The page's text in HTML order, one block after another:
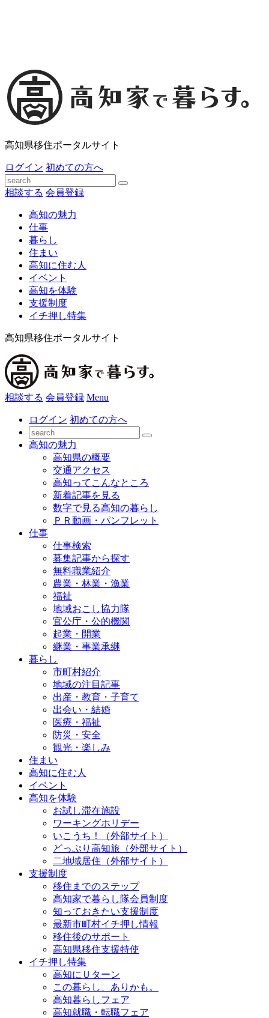
高知県移住ポータルサイト
ログイン 初めての方へ
相談する 会員登録
高知の魅力
仕事
暮らし
住まい
高知に住む人
イベント
高知を体験
支援制度
イチ押し特集
高知県移住ポータルサイト
相談する 会員登録 Menu
ログイン 初めての方へ
高知の魅力
高知県の概要
交通アクセス
高知ってこんなところ
新着記事を見る
数字で見る高知の暮らし
ＰＲ動画・パンフレット
仕事
仕事検索
募集記事から探す
無料職業紹介
農業・林業・漁業
福祉
地域おこし協力隊
官公庁・公的機関
起業・開業
継業・事業承継
暮らし
市町村紹介
地域の注目記事
出産・教育・子育て
出会い・結婚
医療・福祉
防災・安全
観光・楽しみ
住まい
高知に住む人
イベント
高知を体験
お試し滞在施設
ワーキングホリデー
いこうち！（外部サイト）
どっぷり高知旅（外部サイト）
二地域居住（外部サイト）
支援制度
移住までのステップ
高知家で暮らし隊会員制度
知っておきたい支援制度
最新市町村イチ押し情報
移住後のサポート
高知県移住支援特使
イチ押し特集
高知にＵターン
この暮らし、ありかも。
高知暮らしフェア
高知就職・転職フェア